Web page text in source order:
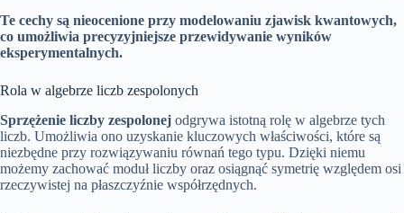
Te cechy są nieocenione przy modelowaniu zjawisk kwantowych,
co umożliwia precyzyjniejsze przewidywanie wyników
eksperymentalnych.
Rola w algebrze liczb zespolonych
Sprzężenie liczby zespolonej odgrywa istotną rolę w algebrze tych
liczb. Umożliwia ono uzyskanie kluczowych właściwości, które są
niezbędne przy rozwiązywaniu równań tego typu. Dzięki niemu
możemy zachować moduł liczby oraz osiągnąć symetrię względem osi
rzeczywistej na płaszczyźnie współrzędnych.